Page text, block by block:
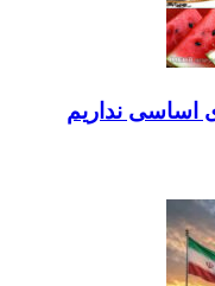
اساسی نداریم